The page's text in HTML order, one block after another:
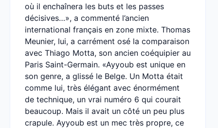
où il enchaînera les buts et les passes
décisives…», a commenté l’ancien
international français en zone mixte. Thomas
Meunier, lui, a carrément osé la comparaison
avec Thiago Motta, son ancien coéquipier au
Paris Saint-Germain. «Ayyoub est unique en
son genre, a glissé le Belge. Un Motta était
comme lui, très élégant avec énormément
de technique, un vrai numéro 6 qui courait
beaucoup. Mais il avait un côté un peu plus
crapule. Ayyoub est un mec très propre, ce